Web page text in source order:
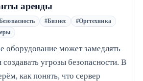
аренды
#Бизнес
#Оргтехника
оборудование может замедлять
создавать угрозы безопасности. В
как понять, что сервер